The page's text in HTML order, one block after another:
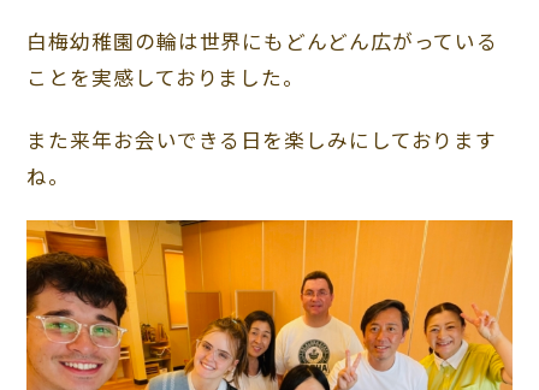
白梅幼稚園の輪は世界にもどんどん広がっている
ことを実感しておりました。
また来年お会いできる日を楽しみにしております
ね。